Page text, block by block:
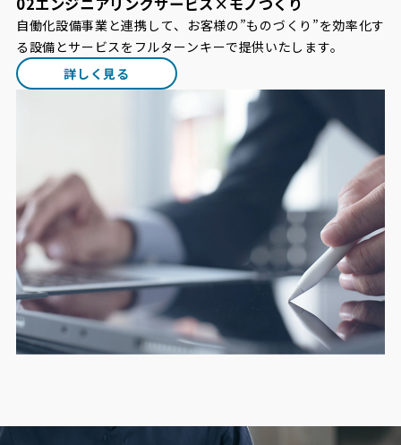
自働化設備事業と連携して、お客様の”ものづくり”を効率化す
る設備とサービスをフルターンキーで提供いたします。
詳しく見る